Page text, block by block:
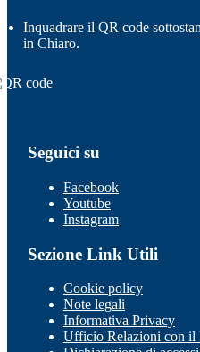
Inquadrare il QR code
in Chiaro.
Seguici su
Facebook
Youtube
Instagram
Sezione Link Utili
Cookie policy
Note legali
Informativa Privacy
Ufficio Relazioni con il